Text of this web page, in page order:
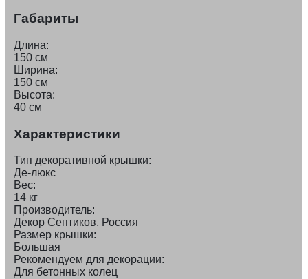
Габариты
Длина:
150 см
Ширина:
150 см
Высота:
40 см
Характеристики
Тип декоративной крышки:
Де-люкс
Вес:
14 кг
Производитель:
Декор Септиков, Россия
Размер крышки:
Большая
Рекомендуем для декорации:
Для бетонных колец